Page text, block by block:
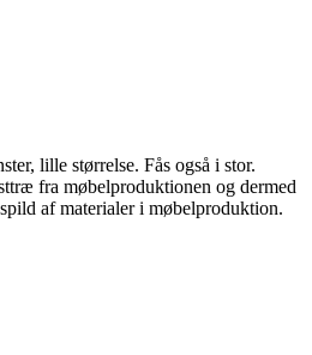
lille størrelse. Fås også i stor.
fra møbelproduktionen og dermed
af materialer i møbelproduktion.